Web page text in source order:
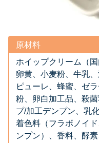
原材料
ホイップクリーム（
卵黄、小麦粉、牛乳
ピューレ、蜂蜜、ゼ
粉、卵白加工品、殺
プ/加工デンプン、乳
着色料（フラボノイ
ンプン）、香料、酵